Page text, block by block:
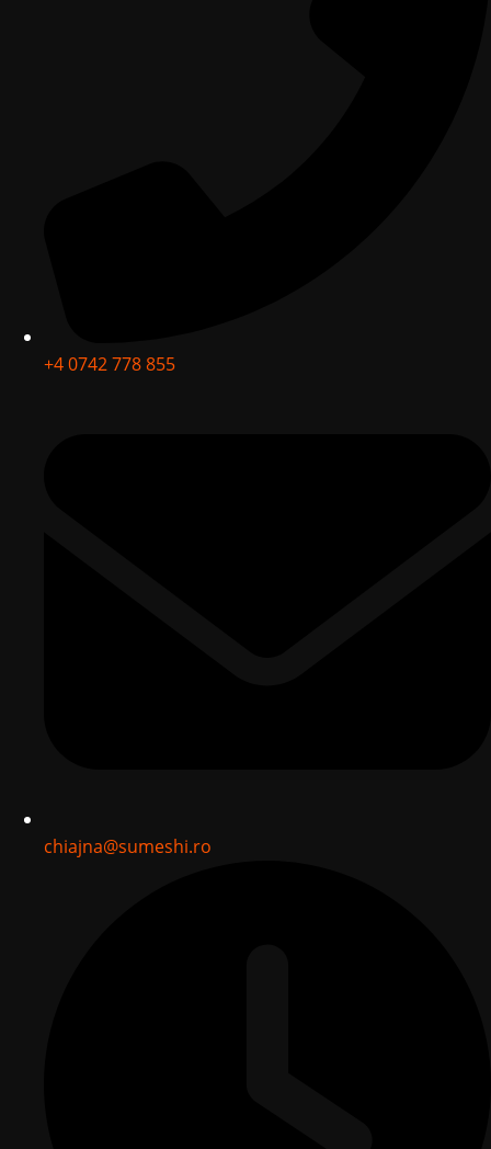
+4 0742 778 855
chiajna@sumeshi.ro